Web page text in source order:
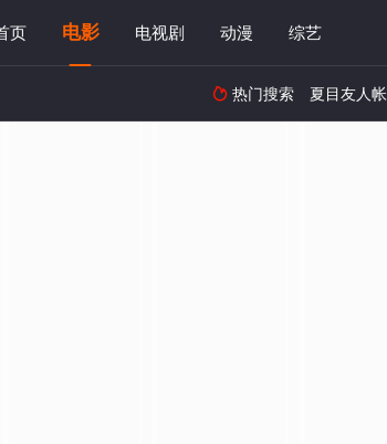
页 电影 电视剧 动漫 综艺
 热门搜索 夏目友人帐